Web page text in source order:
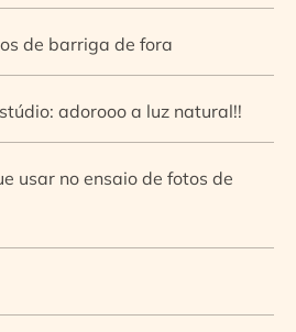
de barriga de fora
adorooo a luz natural!!
usar no ensaio de fotos de